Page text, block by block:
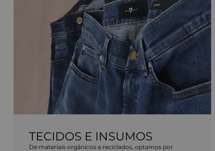
TECIDOS E INSUMOS
De materiais orgânicos a reciclados, optamos por